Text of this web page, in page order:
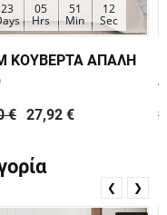
23 05
Hrs
51
Min
12
Sec
ΚΟΥΒΕΡΤΑ ΑΠΑΛΗ
€ 27,92 €
❮ ❯